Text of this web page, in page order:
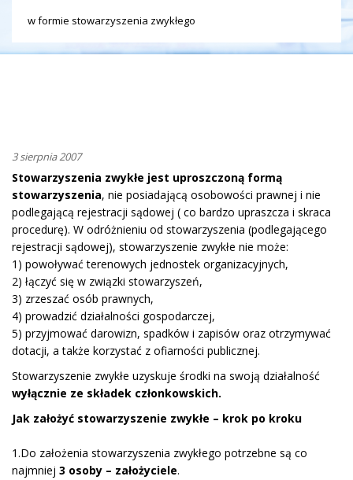
w formie stowarzyszenia zwykłego
3 sierpnia 2007
Stowarzyszenia zwykłe jest uproszczoną formą
stowarzyszenia, nie posiadającą osobowości prawnej i nie
podlegającą rejestracji sądowej ( co bardzo upraszcza i skraca
procedurę). W odróżnieniu od stowarzyszenia (podlegającego
rejestracji sądowej), stowarzyszenie zwykłe nie może:
1) powoływać terenowych jednostek organizacyjnych,
2) łączyć się w związki stowarzyszeń,
3) zrzeszać osób prawnych,
4) prowadzić działalności gospodarczej,
5) przyjmować darowizn, spadków i zapisów oraz otrzymywać
dotacji, a także korzystać z ofiarności publicznej.
Stowarzyszenie zwykłe uzyskuje środki na swoją działalność
wyłącznie ze składek członkowskich.
Jak założyć stowarzyszenie zwykłe – krok po kroku
1.Do założenia stowarzyszenia zwykłego potrzebne są co
najmniej 3 osoby – założyciele.